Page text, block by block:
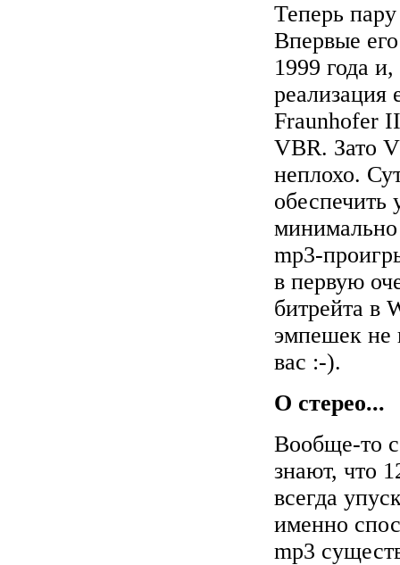
Теперь
Впервые
1999 года
реализация
Fraunhofer
VBR. Зато
неплохо.
обеспечить
минимально
mp3-
в первую
битрейта в
эмпешек не
вас :-).
О стерео...
Вообще-то
знают, что
всегда
именно
mp3